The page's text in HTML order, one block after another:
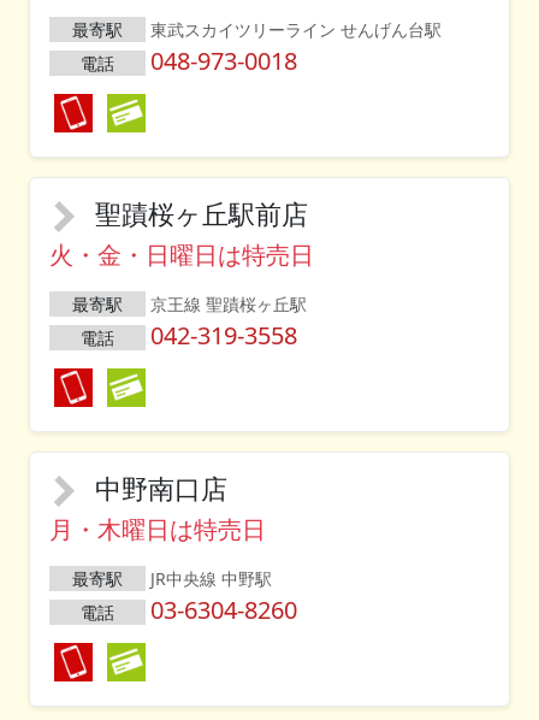
最寄駅
東武スカイツリーライン せんげん台駅
電話
048-973-0018
聖蹟桜ヶ丘駅前店
火・金・日曜日は特売日
最寄駅
京王線 聖蹟桜ヶ丘駅
電話
042-319-3558
中野南口店
月・木曜日は特売日
最寄駅
JR中央線 中野駅
電話
03-6304-8260